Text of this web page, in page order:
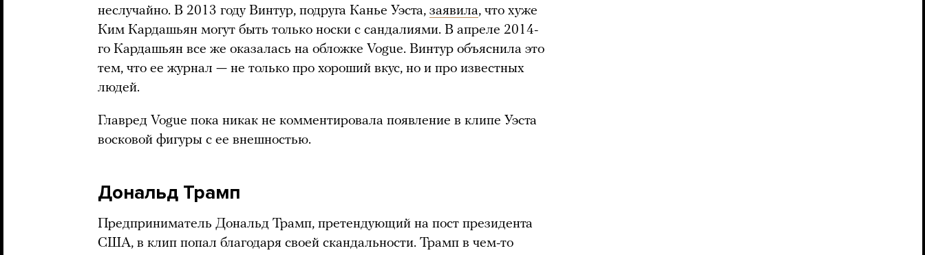
неслучайно. В 2013 году Винтур, подруга Канье Уэста, заявила, что хуже
Ким Кардашьян могут быть только носки с сандалиями. В апреле 2014-
го Кардашьян все же оказалась на обложке Vogue. Винтур объяснила это
тем, что ее журнал — не только про хороший вкус, но и про известных
людей.
Главред Vogue пока никак не комментировала появление в клипе Уэста
восковой фигуры с ее внешностью.
Дональд Трамп
Предприниматель Дональд Трамп, претендующий на пост президента
США, в клип попал благодаря своей скандальности. Трамп в чем-то